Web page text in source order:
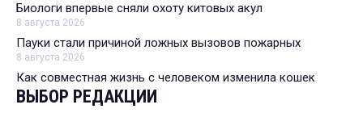
Биологи впервые сняли охоту китовых акул
8 августа 2026
Пауки стали причиной ложных вызовов пожарных
8 августа 2026
Как совместная жизнь с человеком изменила кошек
ВЫБОР РЕДАКЦИИ